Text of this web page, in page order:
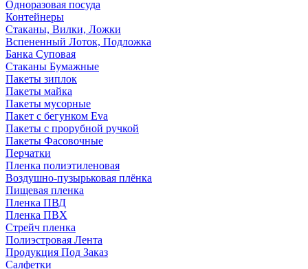
Одноразовая посуда
Контейнеры
Стаканы, Вилки, Ложки
Вспененный Лоток, Подложка
Банка Суповая
Стаканы Бумажные
Пакеты зиплок
Пакеты майка
Пакеты мусорные
Пакет с бегунком Eva
Пакеты с прорубной ручкой
Пакеты Фасовочные
Перчатки
Пленка полиэтиленовая
Воздушно-пузырьковая плёнка
Пищевая пленка
Пленка ПВД
Пленка ПВХ
Стрейч пленка
Полиэстровая Лента
Продукция Под Заказ
Салфетки